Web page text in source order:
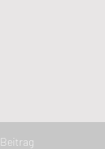
Beitrag